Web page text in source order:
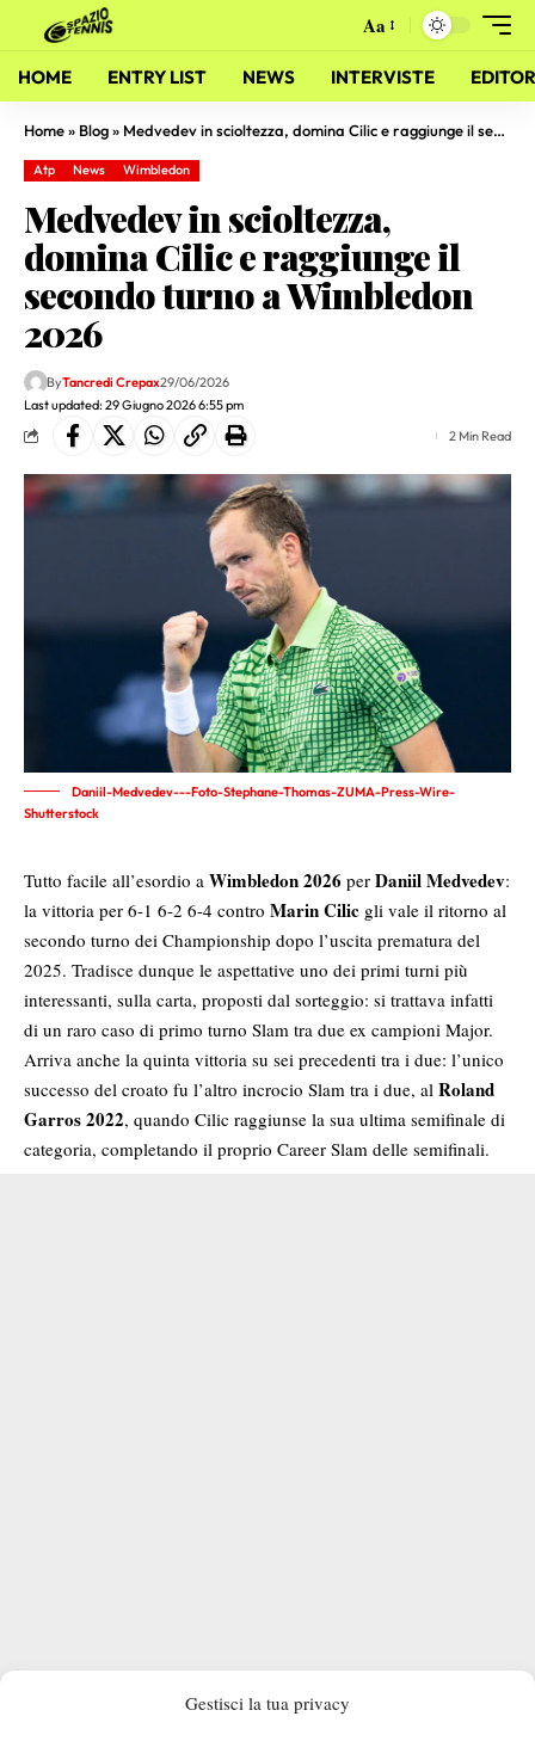
Gestisci la tua privacy
Aa
HOME ENTRY LIST NEWS INTERVISTE
Home» Blog» Medvedev in scioltezza, domina Cilic e raggiunge il secondo turno a Wimbledon 2026
Atp News Wimbledon
Medvedev in scioltezza,
domina Cilic e raggiunge il
secondo turno a Wimbledon
2026
Last updated: 29 Giugno 2026 6:55 pm
ByTancredi Crepax29/06/2026
2 Min Read
Daniil-Medvedev---Foto-Stephane-Thomas-ZUMA-Press-Wire-
Shutterstock
Tutto facile all’esordio a Wimbledon 2026 per Daniil Medvedev:
la vittoria per 6-1 6-2 6-4 contro Marin Cilic gli vale il ritorno al
secondo turno dei Championship dopo l’uscita prematura del
2025. Tradisce dunque le aspettative uno dei primi turni più
interessanti, sulla carta, proposti dal sorteggio: si trattava infatti
di un raro caso di primo turno Slam tra due ex campioni Major.
Arriva anche la quinta vittoria su sei precedenti tra i due: l’unico
successo del croato fu l’altro incrocio Slam tra i due, al Roland
Garros 2022, quando Cilic raggiunse la sua ultima semifinale di
categoria, completando il proprio Career Slam delle semifinali.